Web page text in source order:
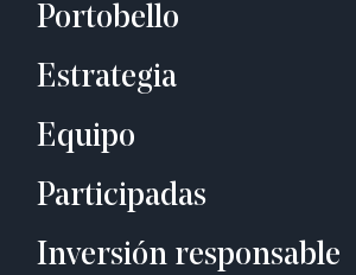
Portobello
Estrategia
Equipo
Participadas
Inversión responsable